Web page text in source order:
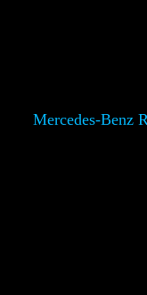
Mercedes-Benz